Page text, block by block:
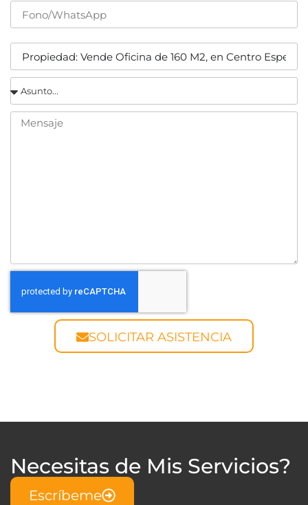
SOLICITAR ASISTENCIA
Necesitas de Mis Servicios?
Escríbeme